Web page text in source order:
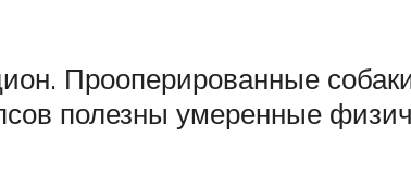
Прооперированные
полезны умеренные